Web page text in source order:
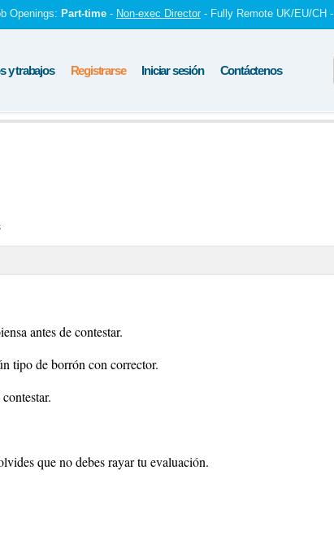
Openings: Part-time - Non-exec Director - Fully Remote UK/EU/CH -
y trabajos Registrarse Iniciar sesión Contáctenos
antes de contestar.
tipo de borrón con corrector.
que no debes rayar tu evaluación.